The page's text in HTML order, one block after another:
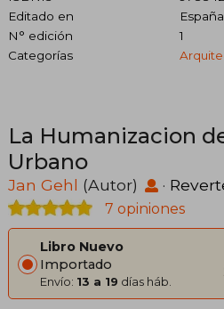
Editado en
España
N° edición
1
Categorías
La Humanizacion
Urbano
Jan Gehl (Autor) ·
7 opiniones
Libro Nuevo
Importado
Envío: 13 a 19 días háb.